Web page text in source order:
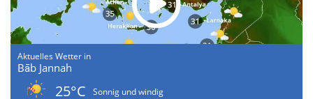
Aktuelles Wetter in
Bāb Jannah
25°C
Sonnig und windig